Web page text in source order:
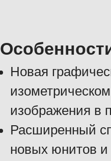
Новая
изображения в
Расширенный
новых юнитов и